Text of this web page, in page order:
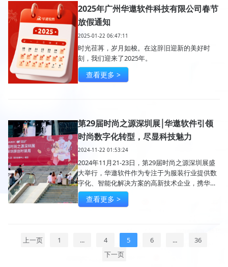
2025年广州华遨软件科技有限公司春节
放假通知
2025-01-22 06:47:11
时光荏苒，岁月如梭。在这辞旧迎新的美好时
刻，我们迎来了2025年。
查看更多 >
第29届时尚之源深圳展￨华遨软件引领
时尚数字化转型，尽显科技魅力
2024-11-22 01:53:24
2024年11月21-23日，第29届时尚之源深圳展盛
大举行，华遨软件作为专注于为服装行业提供数
字化、智能化解决方案的高新技术企业，携华遨
服装ERP软件亮相展会。
查看更多 >
上一页 1 ... 4 5 6 ...
36
下一页